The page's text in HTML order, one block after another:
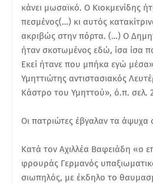
κάνει μωσαϊκό. Ο Κιοκμενίδης
πεσμένος(…) κι αυτός
ακριβώς στην πόρτα. (…) Ο
ήταν σκοτωμένος εδώ, ίσα ίσα
Εκεί ήτανε που μπήκα εγώ
Υμηττιώτης αντιστασιακός
Κάστρο του Υμηττού», ό.π. σελ.
Οι πατριώτες έβγαλαν τα
Κατά τον Αχιλλέα Βαφειάδη «ο
φρουράς Γερμανός
σιωπηλός, με έκδηλο το